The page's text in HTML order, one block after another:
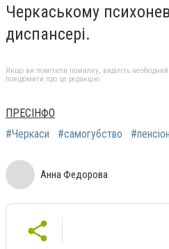
Черкаському
диспансері.
Якщо ви помітили помилку, виділіть
повідомити про це редакцію
ПРЕСІНФО
#Черкаси
#cамогубство
Анна Федорова